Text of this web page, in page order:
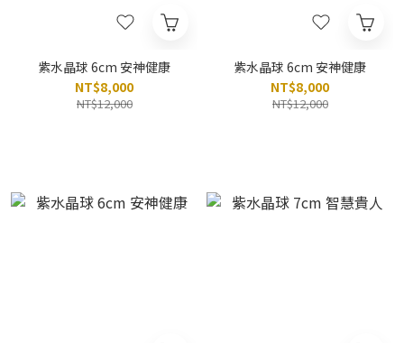
紫水晶球 6cm 安神健康
NT$8,000
NT$12,000
紫水晶球 6cm 安神健康
NT$8,000
NT$12,000